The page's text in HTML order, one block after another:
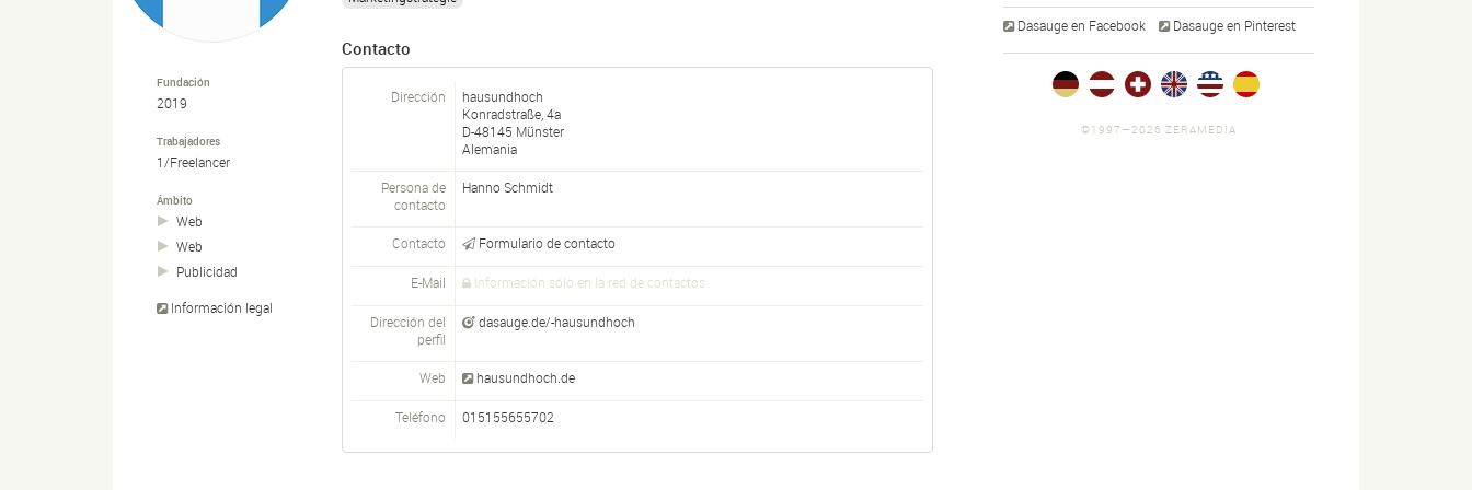
Fundación
2019
Trabajadores
1/Freelancer
Ámbito
Web
Web
Publicidad
Información legal
Contacto
Dirección
hausundhoch
Konradstraße, 4a
D-48145 Münster
Alemania
Persona de
contacto
Hanno Schmidt
Contacto Formulario de contacto
E-Mail Información sólo en la red de contactos
Dirección del
perfil
dasauge.de/-hausundhoch
Web hausundhoch.de
Teléfono 015155655702
Dasauge en Facebook Dasauge en Pinterest
©1997—2026 ZERAMEDIA